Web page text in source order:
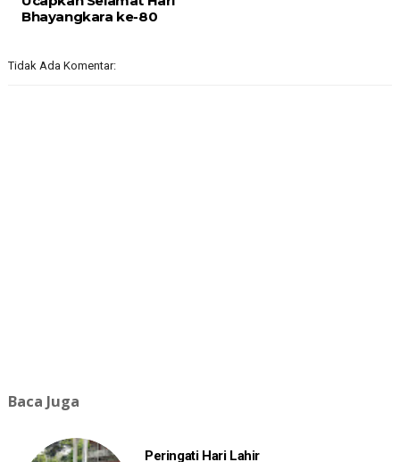
Bhayangkara ke-80
Tidak Ada Komentar:
Baca Juga
Peringati Hari Lahir